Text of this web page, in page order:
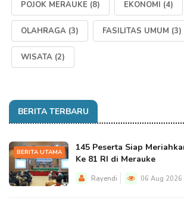
POJOK MERAUKE (8) EKONOMI (4)
OLAHRAGA (3) FASILITAS UMUM (3)
WISATA (2)
BERITA TERBARU
BERITA UTAMA
145 Peserta Siap
Ke 81 RI di Merauke
Rayendi 06 Aug 2026